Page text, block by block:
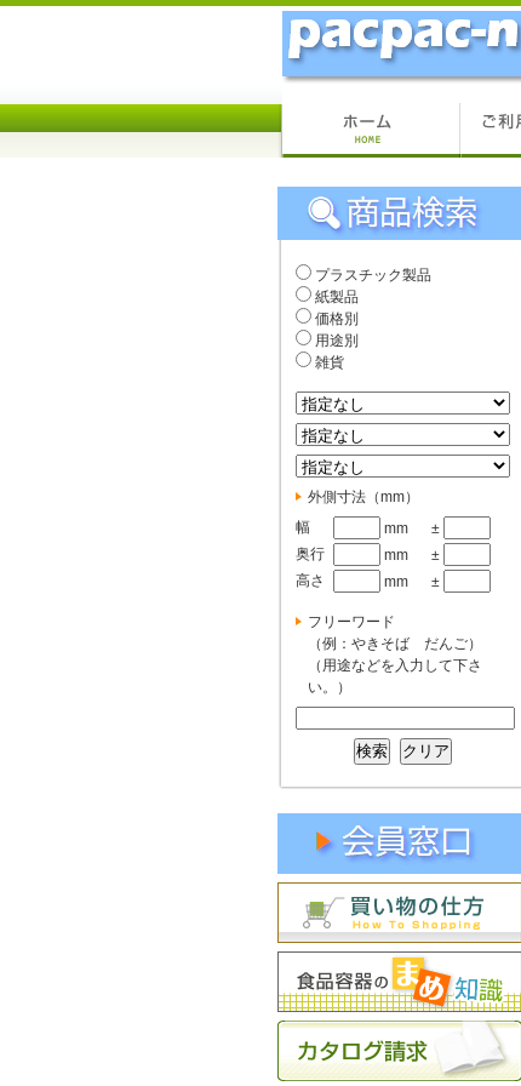
プラスチック製品
紙製品
価格別
用途別
雑貨
外側寸法（mm）
幅
mm
±
奥行
mm
±
高さ
mm ±
フリーワード
（例：やきそば だんご）
（用途などを入力して下さ
い。）